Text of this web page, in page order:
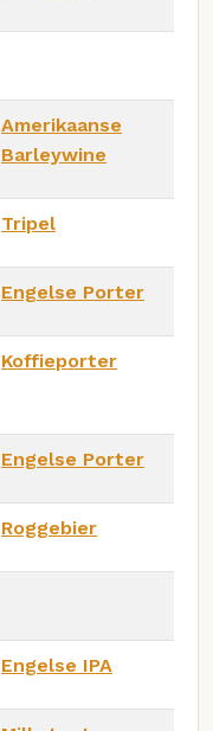
Amerikaanse
Barleywine
Tripel
Engelse Porter
Koffieporter
Engelse Porter
Roggebier
Engelse IPA